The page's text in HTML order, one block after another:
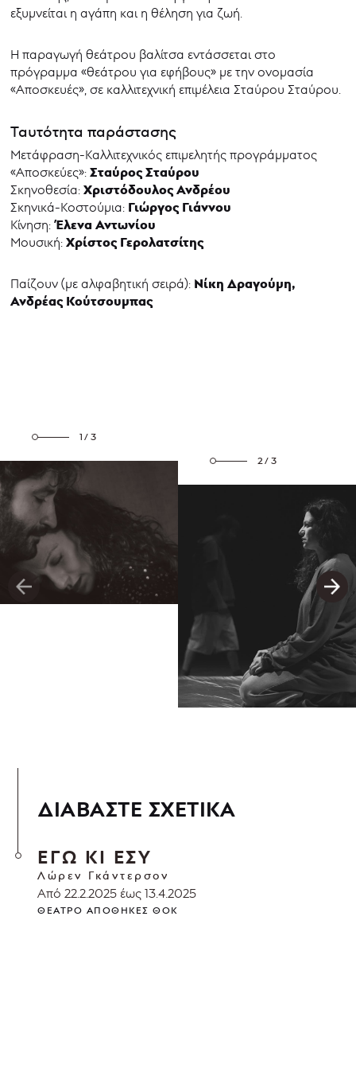
εξυμνείται η αγάπη και η θέληση για ζωή.
Η παραγωγή θεάτρου βαλίτσα εντάσσεται στο
πρόγραμμα «θεάτρου για εφήβους» με την ονομασία
«Αποσκευές», σε καλλιτεχνική επιμέλεια Σταύρου Σταύρου.
Ταυτότητα παράστασης
Μετάφραση-Καλλιτεχνικός επιμελητής προγράμματος
«Αποσκεύες»:Σταύρος Σταύρου
Σκηνοθεσία:Χριστόδουλος Ανδρέου
Σκηνικά-Κοστούμια: Γιώργος Γιάννου
Κίνηση:Έλενα Αντωνίου
Μουσική:Χρίστος Γερολατσίτης
Παίζουν (με αλφαβητική σειρά): Νίκη Δραγούμη,
Ανδρέας Κούτσουμπας
1/3
2/3
ΔΙΑΒΑΣΤΕ ΣΧΕΤΙΚΑ
ΕΓΩ ΚΙ ΕΣΥ
Λώρεν Γκάντερσον
Από 22.2.2025 έως 13.4.2025
ΘΈΑΤΡΟ ΑΠΟΘΉΚΕΣ ΘΟΚ